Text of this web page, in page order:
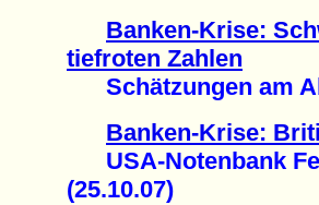
Banken-Krise:
tiefroten Zahlen
Schätzungen am
Banken-Krise:
USA-Notenbank
(25.10.07)